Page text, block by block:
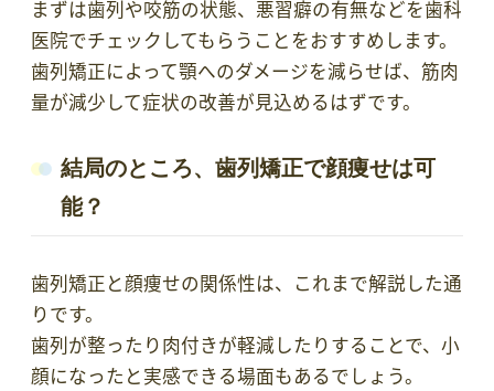
まずは歯列や咬筋の状態、悪習癖の有無などを歯科
医院でチェックしてもらうことをおすすめします。
歯列矯正によって顎へのダメージを減らせば、筋肉
量が減少して症状の改善が見込めるはずです。
結局のところ、歯列矯正で顔痩せは可
能？
歯列矯正と顔痩せの関係性は、これまで解説した通
りです。
歯列が整ったり肉付きが軽減したりすることで、小
顔になったと実感できる場面もあるでしょう。